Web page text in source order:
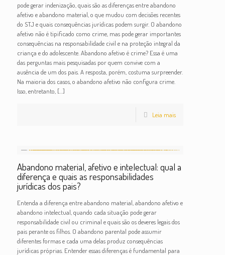
pode gerar indenização, quais são as diferenças entre abandono
afetivo e abandono material, o que mudou com decisões recentes
do STJ e quais consequências jurídicas podem surgir. O abandono
afetivo não é tipificado como crime, mas pode gerar importantes
consequências na responsabilidade civil e na proteção integral da
criança e do adolescente. Abandono afetivo é crime? Essa é uma
das perguntas mais pesquisadas por quem convive com a
ausência de um dos pais. A resposta, porém, costuma surpreender.
Na maioria dos casos, o abandono afetivo não configura crime.
Isso, entretanto, […]
Leia mais
Abandono material, afetivo e intelectual: qual a
diferença e quais as responsabilidades
jurídicas dos pais?
Entenda a diferença entre abandono material, abandono afetivo e
abandono intelectual, quando cada situação pode gerar
responsabilidade civil ou criminal e quais são os deveres legais dos
pais perante os filhos. O abandono parental pode assumir
diferentes formas e cada uma delas produz consequências
jurídicas próprias. Entender essas diferenças é fundamental para